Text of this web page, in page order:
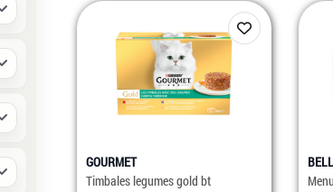
Déplier / Replier
Déplier / Replier
Déplier / Replier
Déplier / Replier
GOURMET
Timbales legumes gold bt